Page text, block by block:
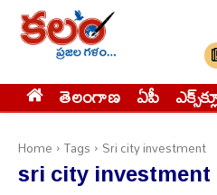
తెలంగాణ ఏపీ
Home Tags Sri city investment
sri city investment